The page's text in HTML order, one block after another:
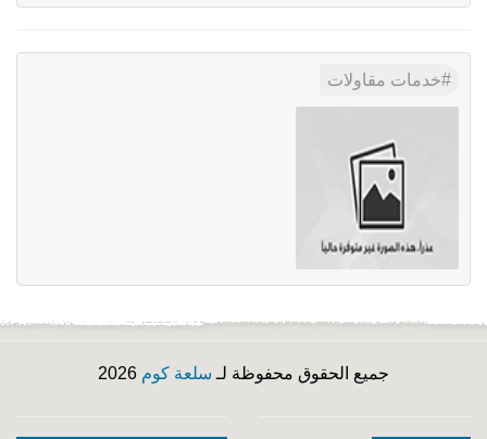
خدمات مقاولات
جميع الحقوق محفوظة لـ سلعة كوم